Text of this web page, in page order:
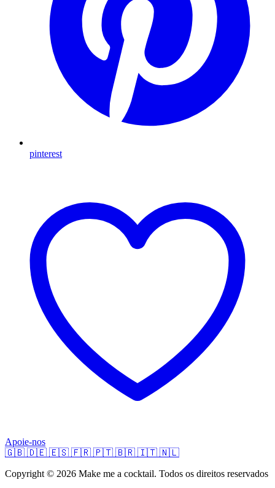
pinterest
Apoie-nos
🇬🇧 🇩🇪 🇪🇸 🇫🇷 🇵🇹 🇧🇷 🇮🇹 🇳🇱
Copyright © 2026 Make me a cocktail. Todos os direitos reservados